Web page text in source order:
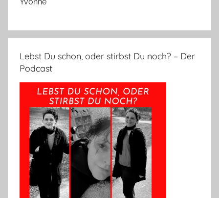
Lebst Du schon, oder stirbst Du noch? – Der
Podcast